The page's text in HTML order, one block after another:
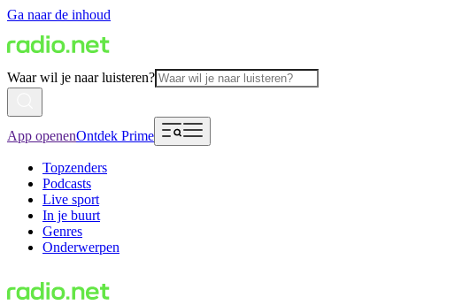
Ga naar de inhoud
Waar wil je naar luisteren?
App openenOntdek Prime
Topzenders
Podcasts
Live sport
In je buurt
Genres
Onderwerpen